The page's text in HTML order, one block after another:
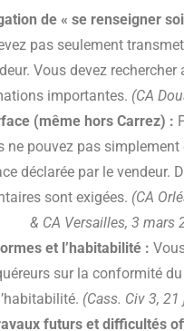
de « se renseigner
pas seulement
Vous devez rechercher
importantes. (CA
(même hors Carrez) :
ne pouvez pas simplement
déclarée par le vendeur.
sont exigées. (CA
& CA Versailles, 3 mars
et l’habitabilité :
sur la conformité
(Cass. Civ 3,
futurs et difficultés